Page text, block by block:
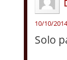
10/10/
Solo